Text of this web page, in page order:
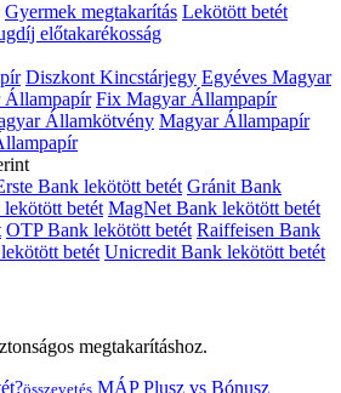
Gyermek megtakarítás Lekötött betét
előtakarékosság
Diszkont Kincstárjegy Egyéves Magyar
Állampapír Fix Magyar Állampapír
Államkötvény Magyar Állampapír
Bank lekötött betét Gránit Bank
betét MagNet Bank lekötött betét
OTP Bank lekötött betét Raiffeisen Bank
betét Unicredit Bank lekötött betét
megtakarításhoz.
összevetés MÁP Plusz vs Bónusz